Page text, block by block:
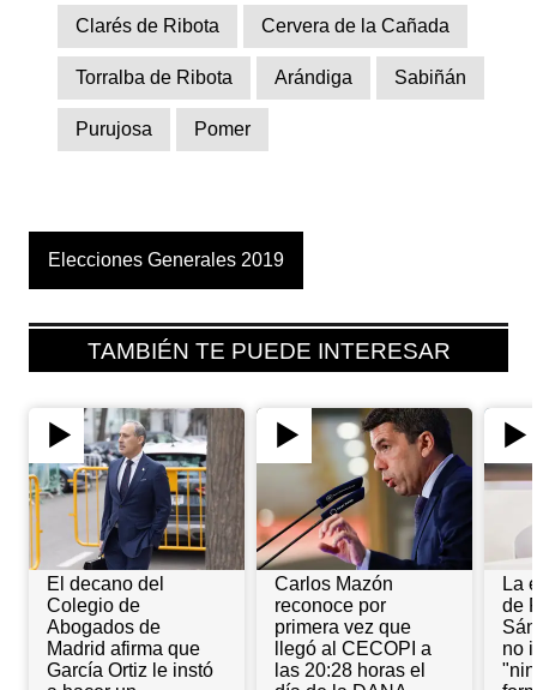
Clarés de Ribota Cervera de la Cañada
Torralba de Ribota Arándiga Sabiñán
Purujosa Pomer
Elecciones Generales 2019
TAMBIÉN TE PUEDE INTERESAR
El decano del
Colegio de
Abogados de
Madrid afirma que
García Ortiz le instó
Carlos Mazón
reconoce por
primera vez que
llegó al CECOPI a
las 20:28 horas el
La
de
no